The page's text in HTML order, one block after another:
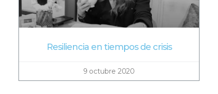
Resiliencia en tiempos de crisis
9 octubre 2020